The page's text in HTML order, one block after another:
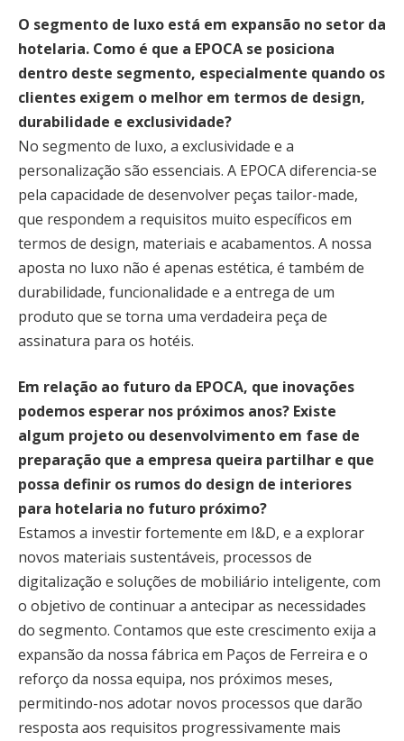
O segmento de luxo está em expansão no setor da
hotelaria. Como é que a EPOCA se posiciona
dentro deste segmento, especialmente quando os
clientes exigem o melhor em termos de design,
durabilidade e exclusividade?
No segmento de luxo, a exclusividade e a
personalização são essenciais. A EPOCA diferencia-se
pela capacidade de desenvolver peças tailor-made,
que respondem a requisitos muito específicos em
termos de design, materiais e acabamentos. A nossa
aposta no luxo não é apenas estética, é também de
durabilidade, funcionalidade e a entrega de um
produto que se torna uma verdadeira peça de
assinatura para os hotéis.
Em relação ao futuro da EPOCA, que inovações
podemos esperar nos próximos anos? Existe
algum projeto ou desenvolvimento em fase de
preparação que a empresa queira partilhar e que
possa definir os rumos do design de interiores
para hotelaria no futuro próximo?
Estamos a investir fortemente em I&D, e a explorar
novos materiais sustentáveis, processos de
digitalização e soluções de mobiliário inteligente, com
o objetivo de continuar a antecipar as necessidades
do segmento. Contamos que este crescimento exija a
expansão da nossa fábrica em Paços de Ferreira e o
reforço da nossa equipa, nos próximos meses,
permitindo-nos adotar novos processos que darão
resposta aos requisitos progressivamente mais